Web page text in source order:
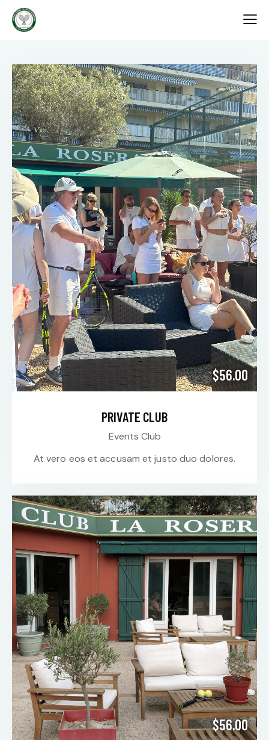
$56.00
PRIVATE CLUB
Events Club
At vero eos et accusam et justo duo dolores.
$56.00